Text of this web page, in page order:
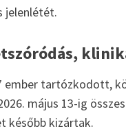
jelenlétét.
ember tartózkodott,
május 13-ig
később kizártak.